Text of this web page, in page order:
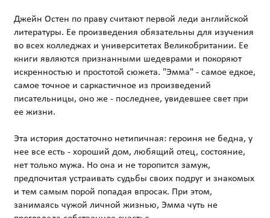
Джейн Остен по праву считают первой леди английской
литературы. Ее произведения обязательны для изучения
во всех колледжах и университетах Великобритании. Ее
книги являются признанными шедеврами и покоряют
искренностью и простотой сюжета. "Эмма" - самое едкое,
самое точное и саркастичное из произведений
писательницы, оно же - последнее, увидевшее свет при
ее жизни.
Эта история достаточно нетипичная: героиня не бедна, у
нее все есть - хороший дом, любящий отец, состояние,
нет только мужа. Но она и не торопится замуж,
предпочитая устраивать судьбы своих подруг и знакомых
и тем самым порой попадая впросак. При этом,
занимаясь чужой личной жизнью, Эмма чуть не